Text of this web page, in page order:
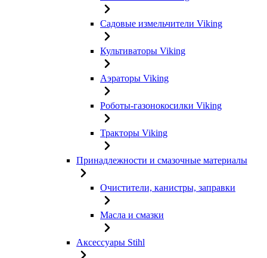
Садовые измельчители Viking
Культиваторы Viking
Аэраторы Viking
Роботы-газонокосилки Viking
Тракторы Viking
Принадлежности и смазочные материалы
Очистители, канистры, заправки
Масла и смазки
Аксессуары Stihl